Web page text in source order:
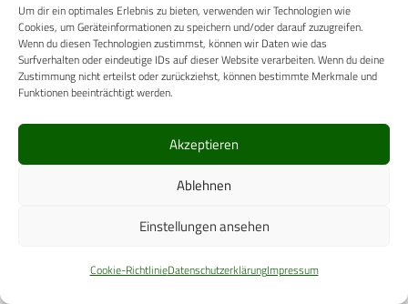
Um dir ein optimales Erlebnis zu bieten, verwenden wir Technologien wie
Cookies, um Geräteinformationen zu speichern und/oder darauf zuzugreifen.
Wenn du diesen Technologien zustimmst, können wir Daten wie das
Surfverhalten oder eindeutige IDs auf dieser Website verarbeiten. Wenn du deine
Zustimmung nicht erteilst oder zurückziehst, können bestimmte Merkmale und
Funktionen beeinträchtigt werden.
Akzeptieren
Ablehnen
Einstellungen ansehen
Cookie-RichtlinieDatenschutzerklärungImpressum
CPM EVENTS
KONTAKT
AUTORENHINWEISE
MEDIADATEN
RECHTLICHES
Datenschutzerklärung